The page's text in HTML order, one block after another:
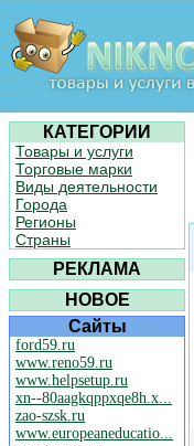
КАТЕГОРИИ
Товары и услуги
Торговые марки
Виды деятельности
Города
Регионы
Страны
РЕКЛАМА
НОВОЕ
Сайты
ford59.ru
www.reno59.ru
www.helpsetup.ru
xn--80aagkqppxqe8h.x...
zao-szsk.ru
www.europeaneducatio...